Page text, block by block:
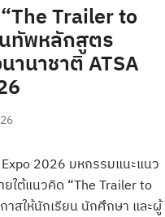
Trailer to
ทัพหลักสูตร
านาชาติ ATSA
2026 มหกรรมแนะแนว
ใต้แนวคิด “The Trailer to
าสให้นักเรียน นักศึกษา และผู้